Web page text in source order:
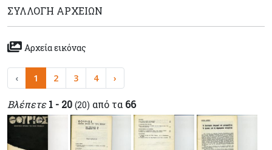
ΣΥΛΛΟΓΉ ΑΡΧΕΊΩΝ
Αρχεία εικόνας
‹ 1 2 3 4 ›
Βλέπετε 1 - 20 (20) από τα 66